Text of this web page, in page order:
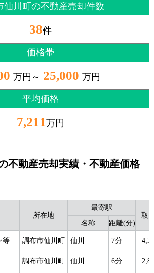
仙川町の不動産売却件数
38件
価格帯
万円～ 25,000 万円
平均価格
7,211万円
不動産売却実績・不動産価格
所在地
最寄駅
取
名称
距離(分)
等 調布市仙川町 仙川 7分
調布市仙川町 仙川 6分